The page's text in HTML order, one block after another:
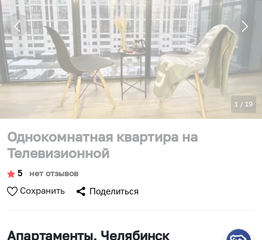
1 / 19
Однокомнатная квартира на
Телевизионной
5 ∙ нет отзывов
Сохранить Поделиться
Апартаменты, Челябинск